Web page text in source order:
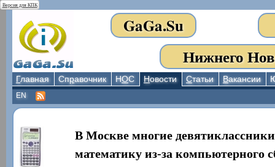
Версия для КПК
GaGa.Su
Нижнего
Главная Справочник НОС Новости Статьи Вакансии
EN
В Москве многие
математику из-за компьютерного